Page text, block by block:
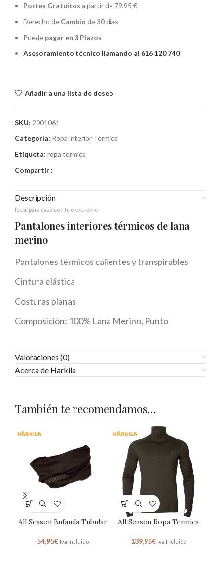
Portes Gratuitos a partir de 79,95 €
Derecho de Cambio de 30 días
Puede pagar en 3 Plazos
Asesoramiento técnico llamando al 616 120 740
Añadir a una lista de deseo
SKU: 2001061
Categoría: Ropa interior Térmica
Etiqueta: ropa termica
Compartir :
Descripción
Ideal para caza con frío extremo
Pantalones interiores térmicos de lana
merino
Pantalones térmicos calientes y transpirables
Cintura elástica
Costuras planas
Composición: 100% Lana Merino, Punto
Valoraciones (0)
Acerca de Harkila
También te recomendamos…
All Season Bufanda Tubular
54,95€ Iva Incluido
All Season Ropa Termica
139,95€ Iva Incluido